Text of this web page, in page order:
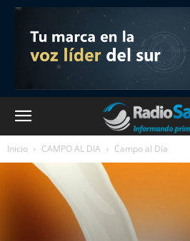
Inicio CAMPO AL DIA Campo al Día